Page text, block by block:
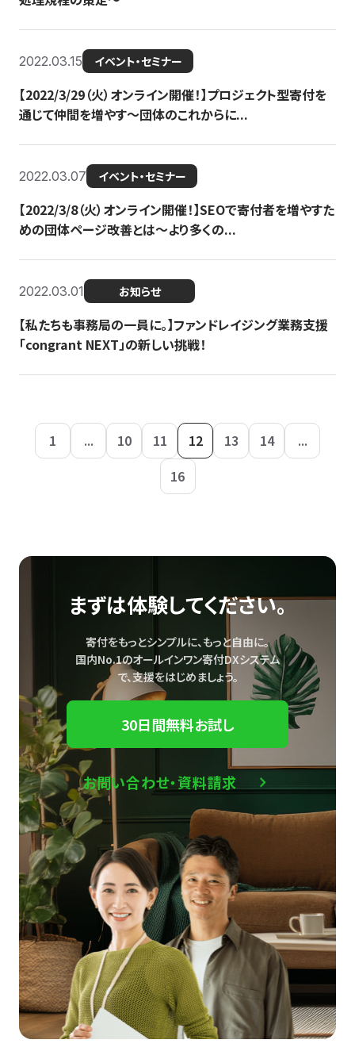
2022.03.15 イベント・セミナー
【2022/3/29（火）オンライン開催！】プロジェクト型寄付を
通じて仲間を増やす～団体のこれからに...
2022.03.07 イベント・セミナー
【2022/3/8（火）オンライン開催！】SEOで寄付者を増やすた
めの団体ページ改善とは～より多くの...
2022.03.01 お知らせ
【私たちも事務局の一員に。】ファンドレイジング業務支援
「congrant NEXT」の新しい挑戦！
1 ... 10 11 12 13 14
...
16
まずは体験してください。
寄付をもっとシンプルに、もっと自由に。
国内No.1のオールインワン寄付DXシステム
で、支援をはじめましょう。
30日間無料お試し
お問い合わせ・資料請求